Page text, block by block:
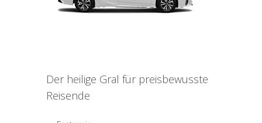
Der heilige Gral für preisbewusste
Reisende